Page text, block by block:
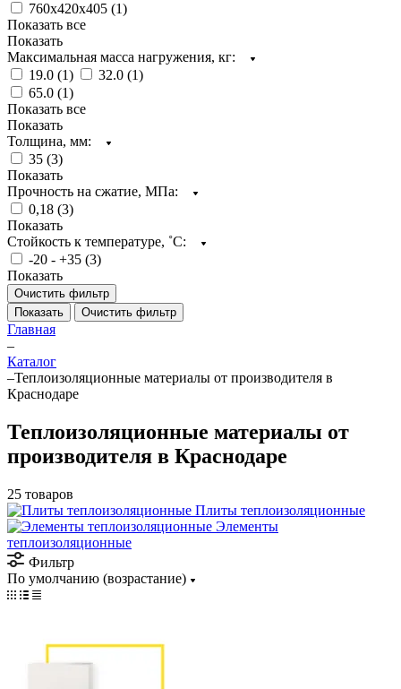
760х420х405 (1)
Показать все
Показать
Максимальная масса нагружения, кг:
19.0 (1) 32.0 (1)
65.0 (1)
Показать все
Показать
Толщина, мм:
35 (3)
Показать
Прочность на сжатие, МПа:
0,18 (3)
Показать
Стойкость к температуре, ˚С:
-20 - +35 (3)
Показать
Очистить фильтр
Показать
Очистить фильтр
Главная
–
Каталог
–Теплоизоляционные материалы от производителя в
Краснодаре
Теплоизоляционные материалы от
производителя в Краснодаре
25 товаров
Плиты теплоизоляционные
Элементы
теплоизоляционные
Фильтр
По умолчанию (возрастание)